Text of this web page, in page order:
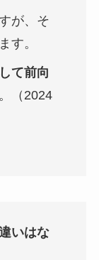
が、そ
す。
て前向
（2024
いはな